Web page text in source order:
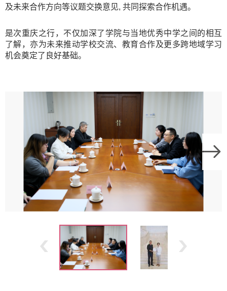
及未来合作方向等议题交换意见, 共同探索合作机遇。
是次重庆之行，不仅加深了学院与当地优秀中学之间的相互
了解，亦为未来推动学校交流、教育合作及更多跨地域学习
机会奠定了良好基础。